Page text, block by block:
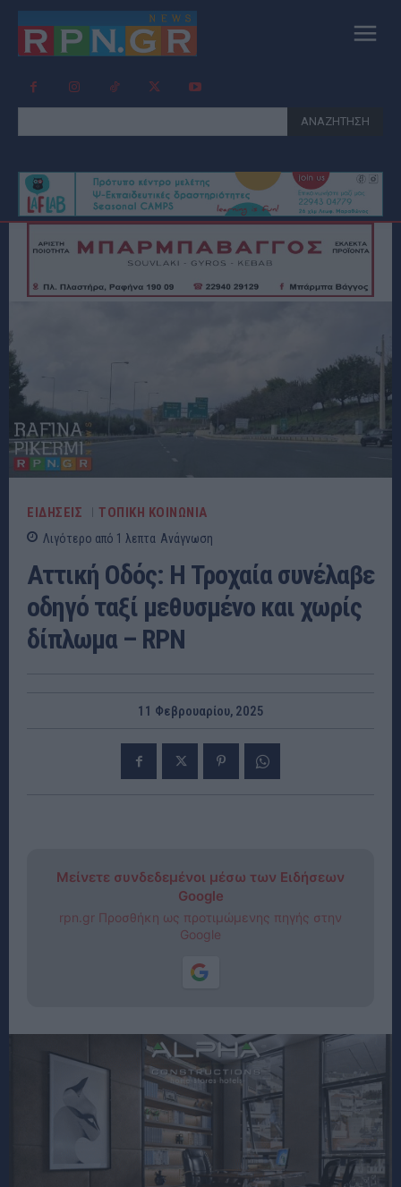
ΑΝΑΖΗΤΗΣΗ
ΕΙΔΗΣΕΙΣ ΤΟΠΙΚΗ ΚΟΙΝΩΝΙΑ
Λιγότερο από 1 λεπτα Ανάγνωση
Αττική Οδός: Η Τροχαία συνέλαβε
οδηγό ταξί μεθυσμένο και χωρίς
δίπλωμα – RPN
11 Φεβρουαρίου, 2025
Μείνετε συνδεδεμένοι μέσω των Ειδήσεων
Google
rpn.gr Προσθήκη ως προτιμώμενης πηγής στην
Google